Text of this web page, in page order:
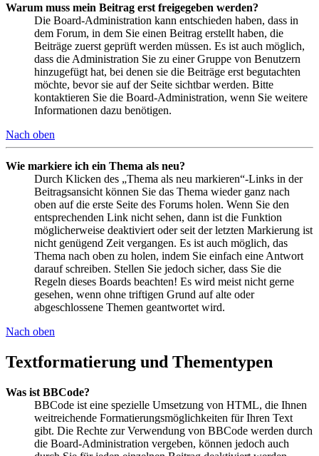
Warum muss mein Beitrag erst freigegeben werden?
Die Board-Administration kann entschieden haben, dass in
dem Forum, in dem Sie einen Beitrag erstellt haben, die
Beiträge zuerst geprüft werden müssen. Es ist auch möglich,
dass die Administration Sie zu einer Gruppe von Benutzern
hinzugefügt hat, bei denen sie die Beiträge erst begutachten
möchte, bevor sie auf der Seite sichtbar werden. Bitte
kontaktieren Sie die Board-Administration, wenn Sie weitere
Informationen dazu benötigen.
Nach oben
Wie markiere ich ein Thema als neu?
Durch Klicken des „Thema als neu markieren“-Links in der
Beitragsansicht können Sie das Thema wieder ganz nach
oben auf die erste Seite des Forums holen. Wenn Sie den
entsprechenden Link nicht sehen, dann ist die Funktion
möglicherweise deaktiviert oder seit der letzten Markierung ist
nicht genügend Zeit vergangen. Es ist auch möglich, das
Thema nach oben zu holen, indem Sie einfach eine Antwort
darauf schreiben. Stellen Sie jedoch sicher, dass Sie die
Regeln dieses Boards beachten! Es wird meist nicht gerne
gesehen, wenn ohne triftigen Grund auf alte oder
abgeschlossene Themen geantwortet wird.
Nach oben
Textformatierung und Thementypen
Was ist BBCode?
BBCode ist eine spezielle Umsetzung von HTML, die Ihnen
weitreichende Formatierungsmöglichkeiten für Ihren Text
gibt. Die Rechte zur Verwendung von BBCode werden durch
die Board-Administration vergeben, können jedoch auch